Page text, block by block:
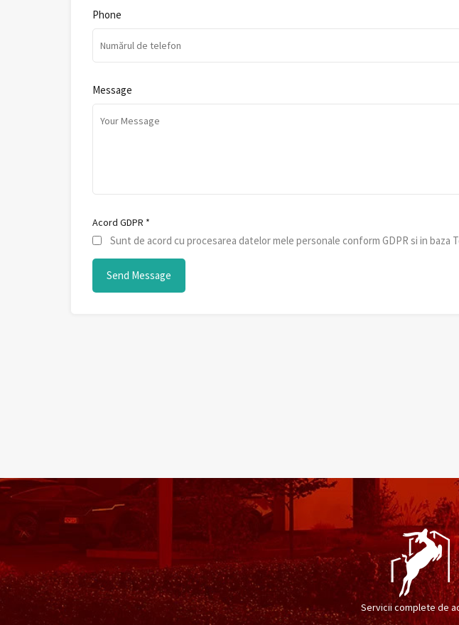
Phone
Message
Acord GDPR *
Sunt de acord cu procesarea datelor mele personale conform GDPR si in
Servicii complete de